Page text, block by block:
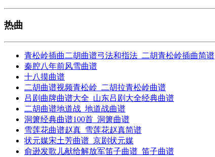
热曲
青松岭插曲二胡曲谱弓法和指法_二胡青松岭插曲简谱
秦腔八年前风雪曲谱
十八摸曲谱
二胡曲谱视频青松岭_二胡拉青松岭曲谱
吕剧曲牌曲谱大全_山东吕剧大全经典曲谱
二胡曲谱地道战_地道战曲谱
洞箫经典曲谱100首_洞箫曲谱
雪莲花曲谱赵真_雪莲花赵真简谱
状元媒宋土芳曲谱_京剧状元媒
俞逊发歌儿献给解放军笛子曲谱_笛子曲谱